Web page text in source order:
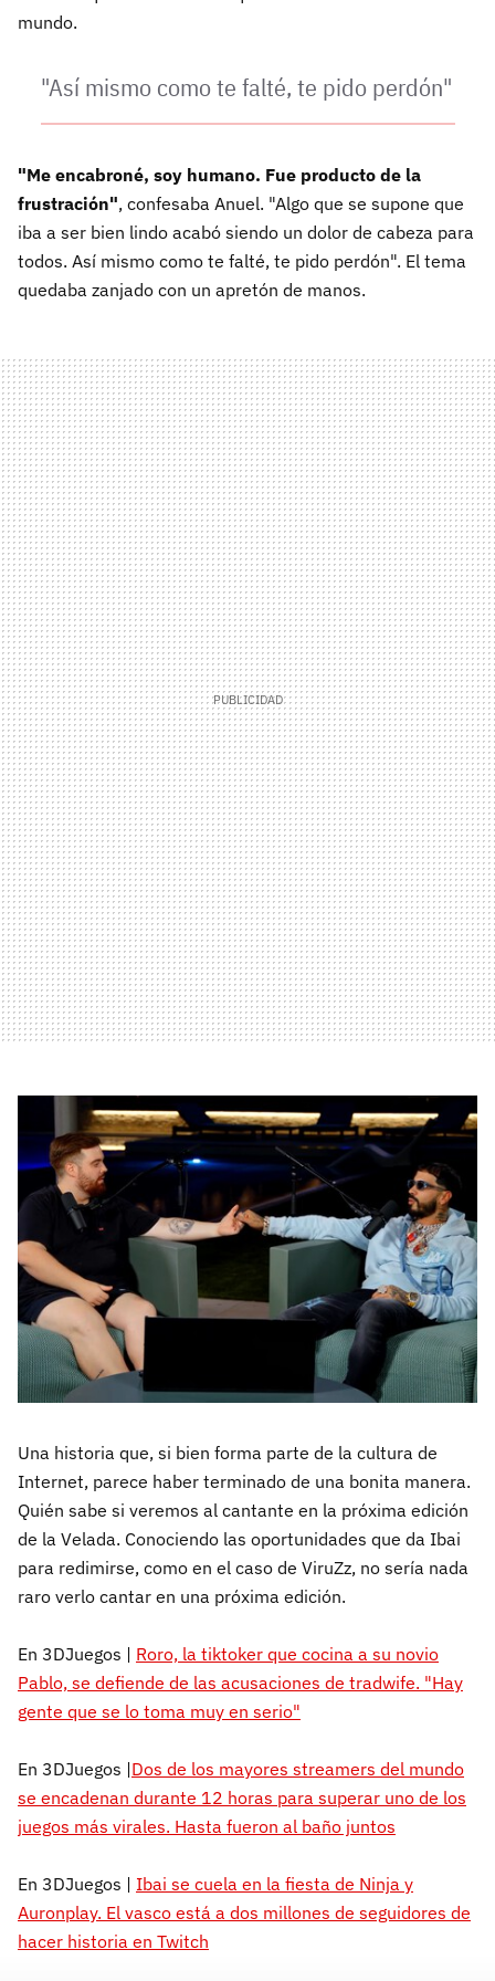
mundo.
"Así mismo como te falté, te pido perdón"
"Me encabroné, soy humano. Fue producto de la
frustración", confesaba Anuel. "Algo que se supone que
iba a ser bien lindo acabó siendo un dolor de cabeza para
todos. Así mismo como te falté, te pido perdón". El tema
quedaba zanjado con un apretón de manos.
Una historia que, si bien forma parte de la cultura de
Internet, parece haber terminado de una bonita manera.
Quién sabe si veremos al cantante en la próxima edición
de la Velada. Conociendo las oportunidades que da Ibai
para redimirse, como en el caso de ViruZz, no sería nada
raro verlo cantar en una próxima edición.
En 3DJuegos | Roro, la tiktoker que cocina a su novio
Pablo, se defiende de las acusaciones de tradwife. "Hay
gente que se lo toma muy en serio"
En 3DJuegos |Dos de los mayores streamers del mundo
se encadenan durante 12 horas para superar uno de los
juegos más virales. Hasta fueron al baño juntos
En 3DJuegos | Ibai se cuela en la fiesta de Ninja y
Auronplay. El vasco está a dos millones de seguidores de
hacer historia en Twitch